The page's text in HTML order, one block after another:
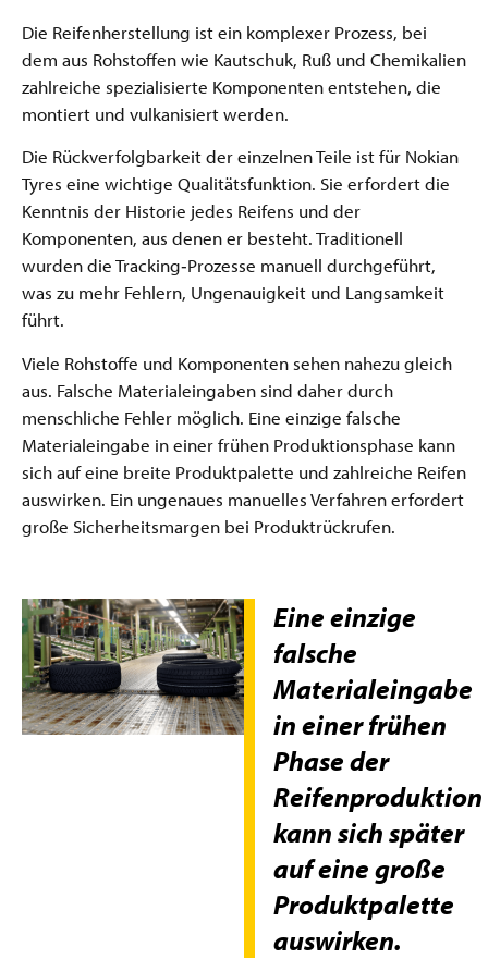
Die Reifenherstellung ist ein komplexer Prozess, bei
dem aus Rohstoffen wie Kautschuk, Ruß und Chemikalien
zahlreiche spezialisierte Komponenten entstehen, die
montiert und vulkanisiert werden.
Die Rückverfolgbarkeit der einzelnen Teile ist für Nokian
Tyres eine wichtige Qualitätsfunktion. Sie erfordert die
Kenntnis der Historie jedes Reifens und der
Komponenten, aus denen er besteht. Traditionell
wurden die Tracking‑Prozesse manuell durchgeführt,
was zu mehr Fehlern, Ungenauigkeit und Langsamkeit
führt.
Viele Rohstoffe und Komponenten sehen nahezu gleich
aus. Falsche Materialeingaben sind daher durch
menschliche Fehler möglich. Eine einzige falsche
Materialeingabe in einer frühen Produktionsphase kann
sich auf eine breite Produktpalette und zahlreiche Reifen
auswirken. Ein ungenaues manuelles Verfahren erfordert
große Sicherheitsmargen bei Produktrückrufen.
Eine einzige
falsche
Materialeingabe
in einer frühen
Phase der
Reifenproduktion
kann sich später
auf eine große
Produktpalette
auswirken.